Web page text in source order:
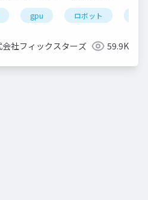
徹底理解～
30）
gpu ロボット
会社フィックスターズ 59.9K